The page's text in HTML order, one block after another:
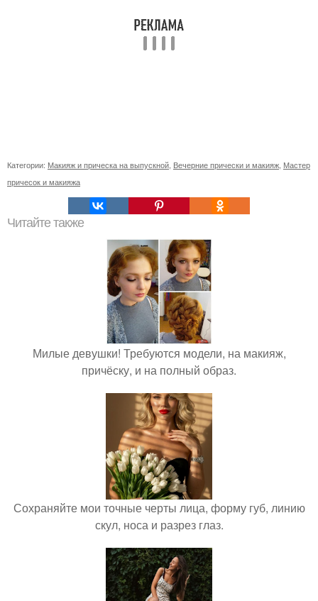
Категории: Макияж и прическа на выпускной Вечерние прически и макияж Мастер
причесок и макияжа
Читайте также
Милые девушки! Требуются модели, на макияж,
причёску, и на полный образ.
Сохраняйте мои точные черты лица, форму губ, линию
скул, носа и разрез глаз.